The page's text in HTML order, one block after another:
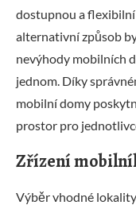
dostupnou a
alternativní způsob
nevýhody mobilních
jednom. Díky
mobilní domy
prostor pro
Zřízení
Výběr vhodné